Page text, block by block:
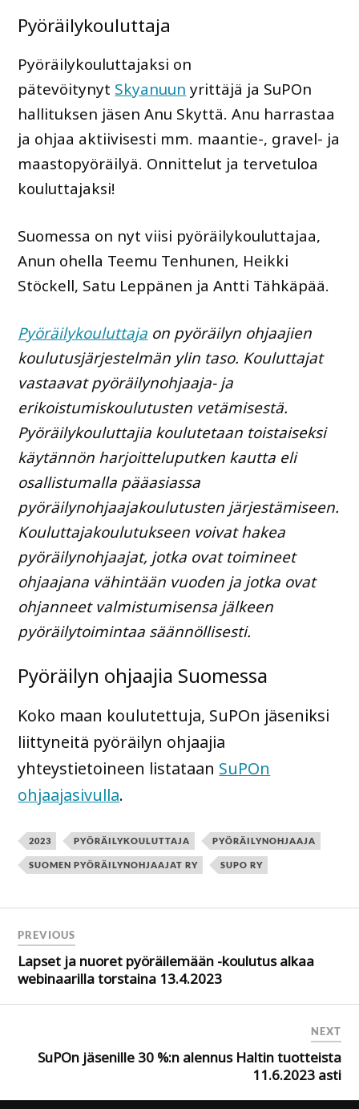
Pyöräilykouluttaja
Pyöräilykouluttajaksi on
pätevöitynyt Skyanuun yrittäjä ja SuPOn
hallituksen jäsen Anu Skyttä. Anu harrastaa
ja ohjaa aktiivisesti mm. maantie-, gravel- ja
maastopyöräilyä. Onnittelut ja tervetuloa
kouluttajaksi!
Suomessa on nyt viisi pyöräilykouluttajaa,
Anun ohella Teemu Tenhunen, Heikki
Stöckell, Satu Leppänen ja Antti Tähkäpää.
Pyöräilykouluttaja on pyöräilyn ohjaajien
koulutusjärjestelmän ylin taso. Kouluttajat
vastaavat pyöräilynohjaaja- ja
erikoistumiskoulutusten vetämisestä.
Pyöräilykouluttajia koulutetaan toistaiseksi
käytännön harjoitteluputken kautta eli
osallistumalla pääasiassa
pyöräilynohjaajakoulutusten järjestämiseen.
Kouluttajakoulutukseen voivat hakea
pyöräilynohjaajat, jotka ovat toimineet
ohjaajana vähintään vuoden ja jotka ovat
ohjanneet valmistumisensa jälkeen
pyöräilytoimintaa säännöllisesti.
Pyöräilyn ohjaajia Suomessa
Koko maan koulutettuja, SuPOn jäseniksi
liittyneitä pyöräilyn ohjaajia
yhteystietoineen listataan SuPOn
ohjaajasivulla.
2023 PYÖRÄILYKOULUTTAJA PYÖRÄILYNOHJAAJA
SUOMEN PYÖRÄILYNOHJAAJAT RY SUPO RY
PREVIOUS
Lapset ja nuoret pyöräilemään -koulutus alkaa
webinaarilla torstaina 13.4.2023
NEXT
SuPOn jäsenille 30 %:n alennus Haltin tuotteista
11.6.2023 asti